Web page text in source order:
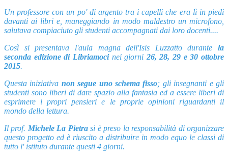
Un professore con un po' di argento tra i capelli che era lì in piedi
davanti ai libri e, maneggiando in modo maldestro un microfono,
salutava compiaciuto gli studenti accompagnati dai loro docenti....
Così si presentava l'aula magna dell'Isis Luzzatto durante la
seconda edizione di Libriamocinei giorni 26, 28, 29 e 30 ottobre
2015.
Questa iniziativa non segue uno schema fisso; gli insegnanti e gli
studenti sono liberi di dare spazio alla fantasia ed a essere liberi di
esprimere i propri pensieri e le proprie opinioni riguardanti il
mondo della lettura.
Il prof. Michele La Pietrasi è preso la responsabilità di organizzare
questo progetto ed è riuscito a distribuire in modo equo le classi di
tutto l' istituto durante questi 4 giorni.